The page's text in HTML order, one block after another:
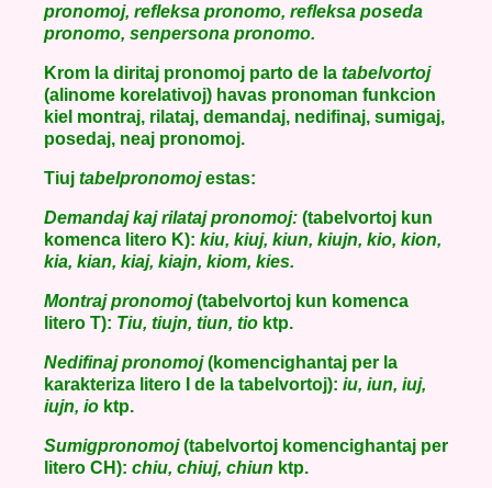
pronomoj, refleksa pronomo, refleksa poseda
pronomo, senpersona pronomo.
Krom la diritaj pronomoj parto de la tabelvortoj
(alinome korelativoj) havas pronoman funkcion
kiel montraj, rilataj, demandaj, nedifinaj, sumigaj,
posedaj, neaj pronomoj.
Tiuj tabelpronomojestas:
Demandaj kaj rilataj pronomoj: (tabelvortoj kun
komenca litero K): kiu, kiuj, kiun, kiujn, kio, kion,
kia, kian, kiaj, kiajn, kiom, kies.
Montraj pronomoj(tabelvortoj kun komenca
litero T): Tiu, tiujn, tiun, tio ktp.
Nedifinaj pronomoj(komencighantaj per la
karakteriza litero I de la tabelvortoj): iu, iun, iuj,
iujn, io ktp.
Sumigpronomoj(tabelvortoj komencighantaj per
litero CH): chiu, chiuj, chiun ktp.